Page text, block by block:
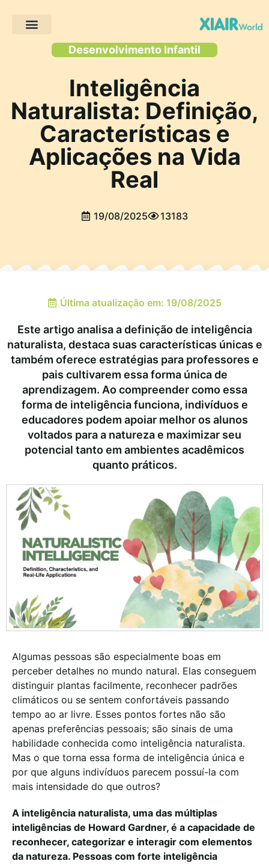
Desenvolvimento Infantil
Inteligência
Naturalista: Definição,
Características e
Aplicações na Vida
Real
19/08/2025 13183
Última atualização em: 19/08/2025
Este artigo analisa a definição de inteligência
naturalista, destaca suas características únicas e
também oferece estratégias para professores e
pais cultivarem essa forma única de
aprendizagem. Ao compreender como essa
forma de inteligência funciona, indivíduos e
educadores podem apoiar melhor os alunos
voltados para a natureza e maximizar seu
potencial tanto em ambientes acadêmicos
quanto práticos.
Algumas pessoas são especialmente boas em
perceber detalhes no mundo natural. Elas conseguem
distinguir plantas facilmente, reconhecer padrões
climáticos ou se sentem confortáveis passando
tempo ao ar livre. Esses pontos fortes não são
apenas preferências pessoais; são sinais de uma
habilidade conhecida como inteligência naturalista.
Mas o que torna essa forma de inteligência única e
por que alguns indivíduos parecem possuí-la com
mais intensidade do que outros?
A inteligência naturalista, uma das múltiplas
inteligências de Howard Gardner, é a capacidade de
reconhecer, categorizar e interagir com elementos
da natureza. Pessoas com forte inteligência